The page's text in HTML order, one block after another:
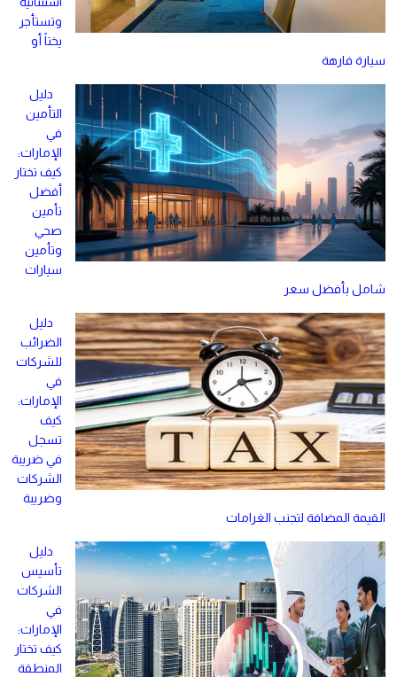
وتستأجر
يختاً أو
سيارة فارهة
دليل
التأمين
في
الإمارات:
كيف تختار
أفضل
تأمين
صحي
وتأمين
سيارات
شامل بأفضل سعر
دليل
الضرائب
للشركات
في
الإمارات:
كيف
تسجل
في ضريبة
الشركات
وضريبة
القيمة المضافة لتجنب الغرامات
دليل
تأسيس
الشركات
في
الإمارات:
كيف تختار
المنطقة